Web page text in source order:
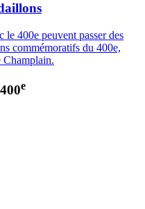
le 400e peuvent passer des
commémoratifs du 400e,
Champlain.
e